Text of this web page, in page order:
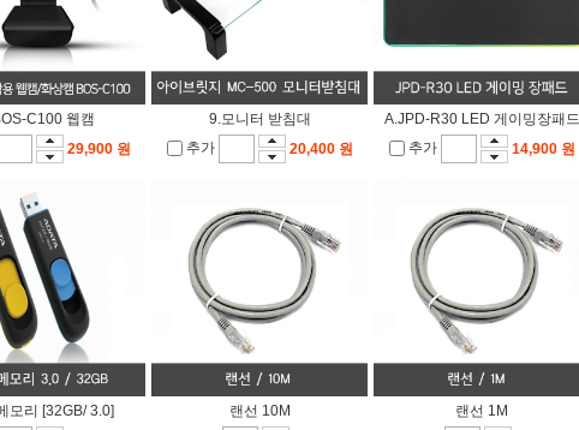
C100 웹캠
29,900 원
9.모니터 받침대
추가
20,400 원
A.JPD-R30 LED 게이밍장패드
추가
14,900 원
모리 [32GB/ 3.0]
랜선 10M
랜선 1M